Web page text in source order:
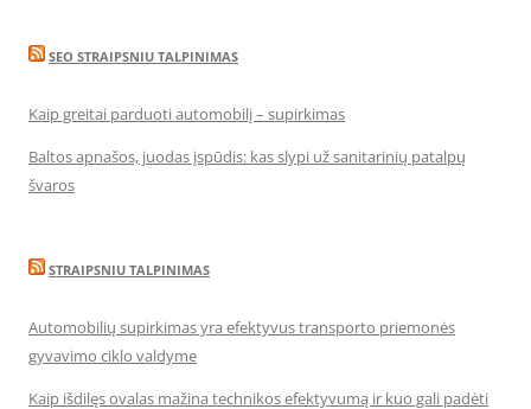
SEO STRAIPSNIU TALPINIMAS
Kaip greitai parduoti automobilį – supirkimas
Baltos apnašos, juodas įspūdis: kas slypi už sanitarinių patalpų
švaros
STRAIPSNIU TALPINIMAS
Automobilių supirkimas yra efektyvus transporto priemonės
gyvavimo ciklo valdyme
Kaip išdilęs ovalas mažina technikos efektyvumą ir kuo gali padėti